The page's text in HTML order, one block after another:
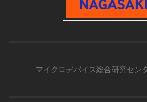
マイクロデバイス総合研究セン